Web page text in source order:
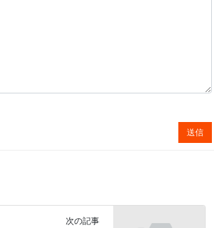
送信
次の記事